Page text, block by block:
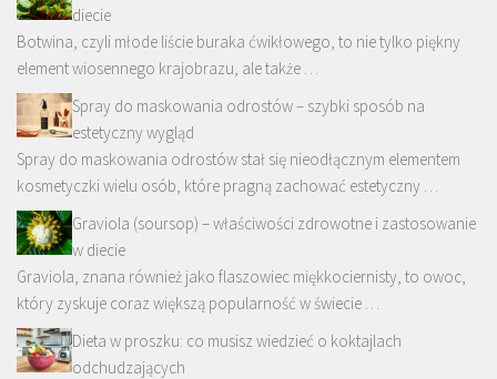
diecie
Botwina, czyli młode liście buraka ćwikłowego, to nie tylko piękny
element wiosennego krajobrazu, ale także …
Spray do maskowania odrostów – szybki sposób na
estetyczny wygląd
Spray do maskowania odrostów stał się nieodłącznym elementem
kosmetyczki wielu osób, które pragną zachować estetyczny …
Graviola (soursop) – właściwości zdrowotne i zastosowanie
w diecie
Graviola, znana również jako flaszowiec miękkociernisty, to owoc,
który zyskuje coraz większą popularność w świecie …
Dieta w proszku: co musisz wiedzieć o koktajlach
odchudzających